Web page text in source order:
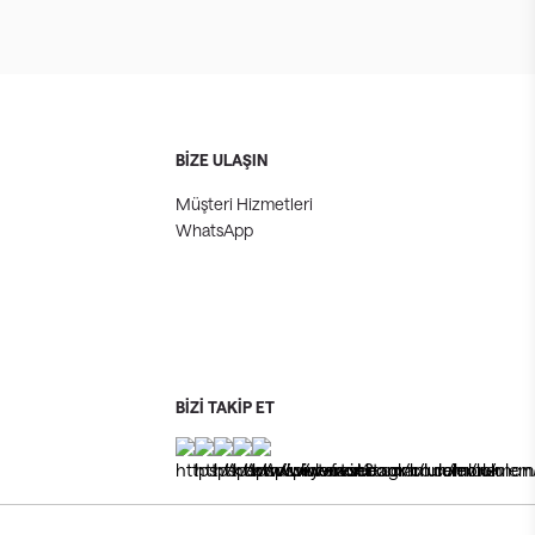
BİZE ULAŞIN
Müşteri Hizmetleri
WhatsApp
BİZİ TAKİP ET